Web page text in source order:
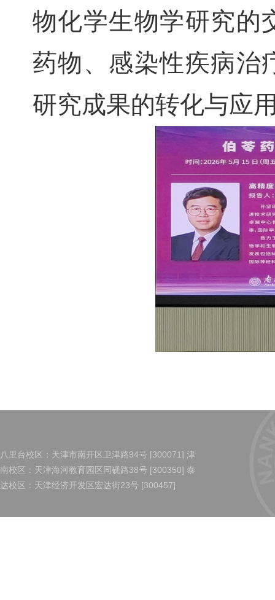
物化学生物学研究的
药物、感染性疾病治
研究成果的转化与应
八里台校区：天津市南开区卫津路94号 [300071] 津
南校区：天津海河教育园区同砚路38号 [300350] 泰
达校区：天津经济开发区宏达街23号 [300457]